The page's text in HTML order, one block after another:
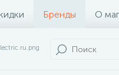
Бренды О